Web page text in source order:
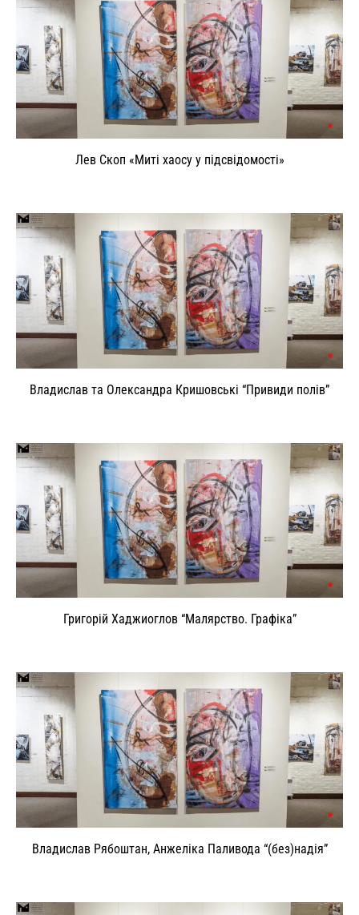
Лев Скоп «Миті хаосу у підсвідомості»
Владислав та Олександра Кришовські “Привиди полів”
Григорій Хаджиоглов “Малярство. Графіка”
Владислав Рябоштан, Анжеліка Паливода “(без)надія”